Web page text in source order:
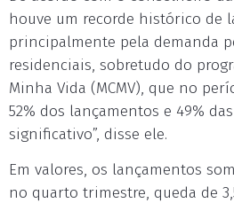
houve um recorde histórico de
principalmente pela demanda
residenciais, sobretudo do
Minha Vida (MCMV), que no
52% dos lançamentos e 49%
significativo”, disse ele.
Em valores, os lançamentos
no quarto trimestre, queda de